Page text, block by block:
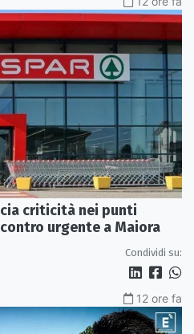
criticità nei punti
urgente a Maiora
Condividi su:
12 ore fa